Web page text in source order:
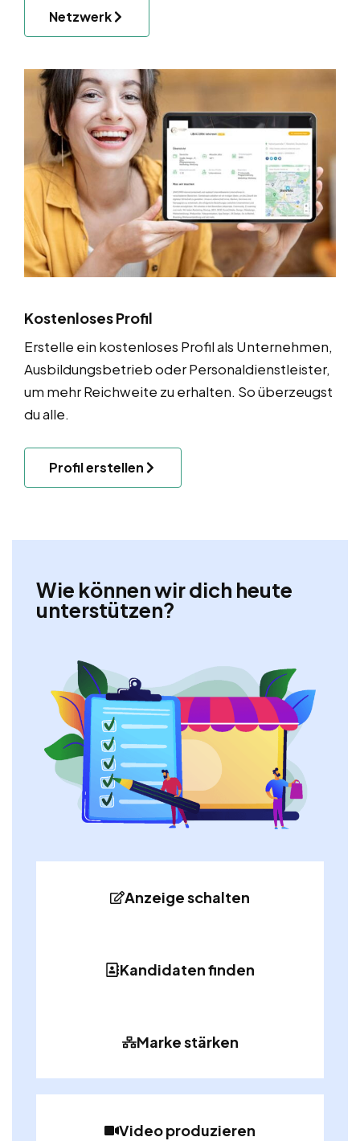
Netzwerk
Kostenloses Profil
Erstelle ein kostenloses Profil als Unternehmen,
Ausbildungsbetrieb oder Personaldienstleister,
um mehr Reichweite zu erhalten. So überzeugst
du alle.
Profil erstellen
Wie können wir dich heute
unterstützen?
Anzeige schalten
Kandidaten finden
Marke stärken
Video produzieren